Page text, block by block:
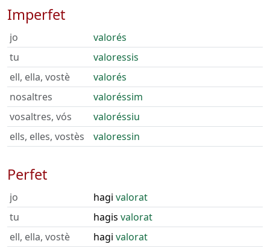
Imperfet
jo
valorés
tu
valoressis
ell, ella, vostè
valorés
nosaltres
valoréssim
vosaltres, vós
valoréssiu
ells, elles, vostès
valoressin
Perfet
jo hagi valorat
tu
hagis valorat
ell, ella, vostè
hagi valorat